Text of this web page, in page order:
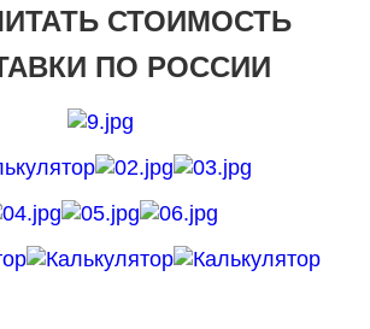
СТОИМОСТЬ
ПО РОССИИ